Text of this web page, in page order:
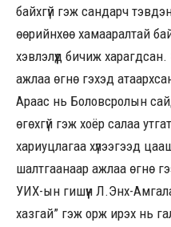
байхгүй гэж сандарч
өөрийнхөө хамааралтай
хэвлэлүүд бичиж
ажлаа өгнө гэхэд
Араас нь Боловсролын
өгөхгүй гэж хоёр салаа
хариуцлагаа хүлээгээд
шалтгаанаар ажлаа өгнө
УИХ-ын гишүүн Л.Энх-
хазгай” гэж орж ирэх нь